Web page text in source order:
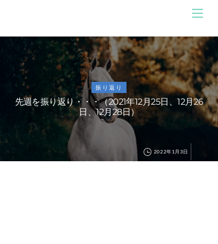
content
メ
ニ
ー
2022年1月3日
先週を振り返り・・・（2021年12月25日、12月26
日、12月28日）
振り返り